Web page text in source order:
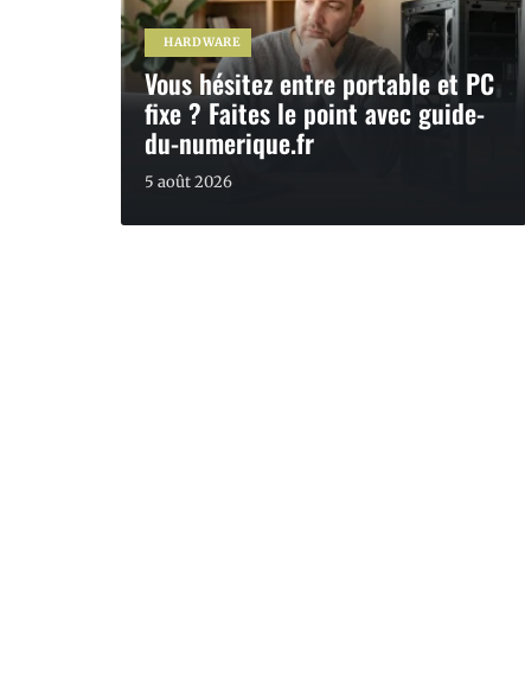
HARDWARE
Vous hésitez entre portable et PC
fixe ? Faites le point avec guide-
du-numerique.fr
5 août 2026